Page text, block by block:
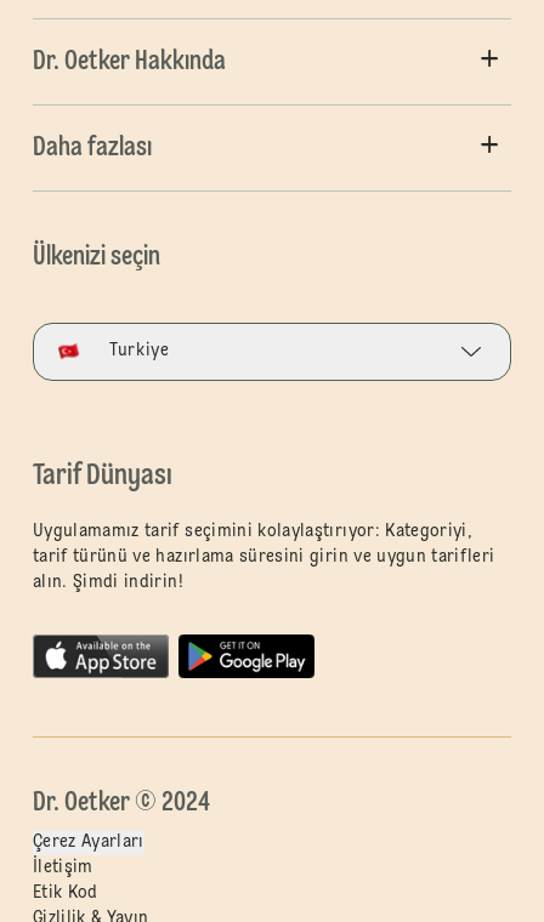
Dr. Oetker Hakkında
Daha fazlası
Ülkenizi seçin
Turkiye
Tarif Dünyası
Uygulamamız tarif seçimini kolaylaştırıyor: Kategoriyi,
tarif türünü ve hazırlama süresini girin ve uygun tarifleri
alın. Şimdi indirin!
Dr. Oetker © 2024
Çerez Ayarları
İletişim
Etik Kod
Gizlilik & Yayın